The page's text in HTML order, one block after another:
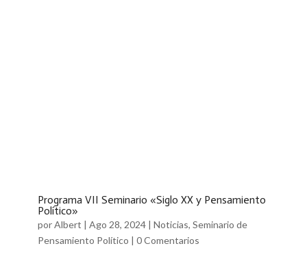
Programa VII Seminario «Siglo XX y Pensamiento
Político»
porAlbert | Ago 28, 2024| Noticias, Seminario de
Pensamiento Político | 0 Comentarios